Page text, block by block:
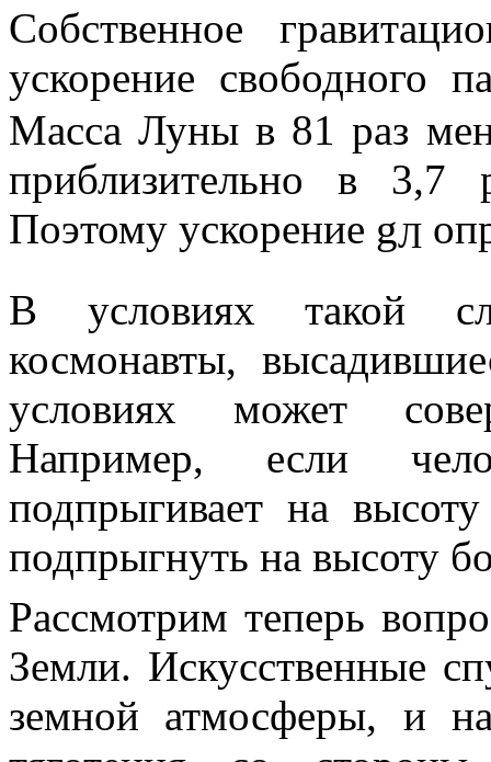
Собственное
ускорение свободного
Масса Луны в 81 раз
приблизительно в 3,7
Поэтому ускорение gЛ
В условиях такой
космонавты,
условиях может
Например, если
подпрыгивает на
подпрыгнуть на высоту
Рассмотрим теперь
Земли. Искусственные
земной атмосферы, и